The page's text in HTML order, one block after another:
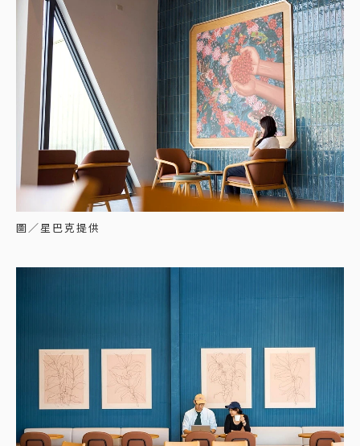
圖／星巴克提供